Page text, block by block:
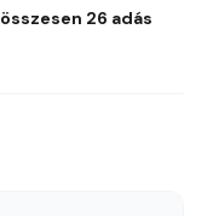
összesen 26 adás